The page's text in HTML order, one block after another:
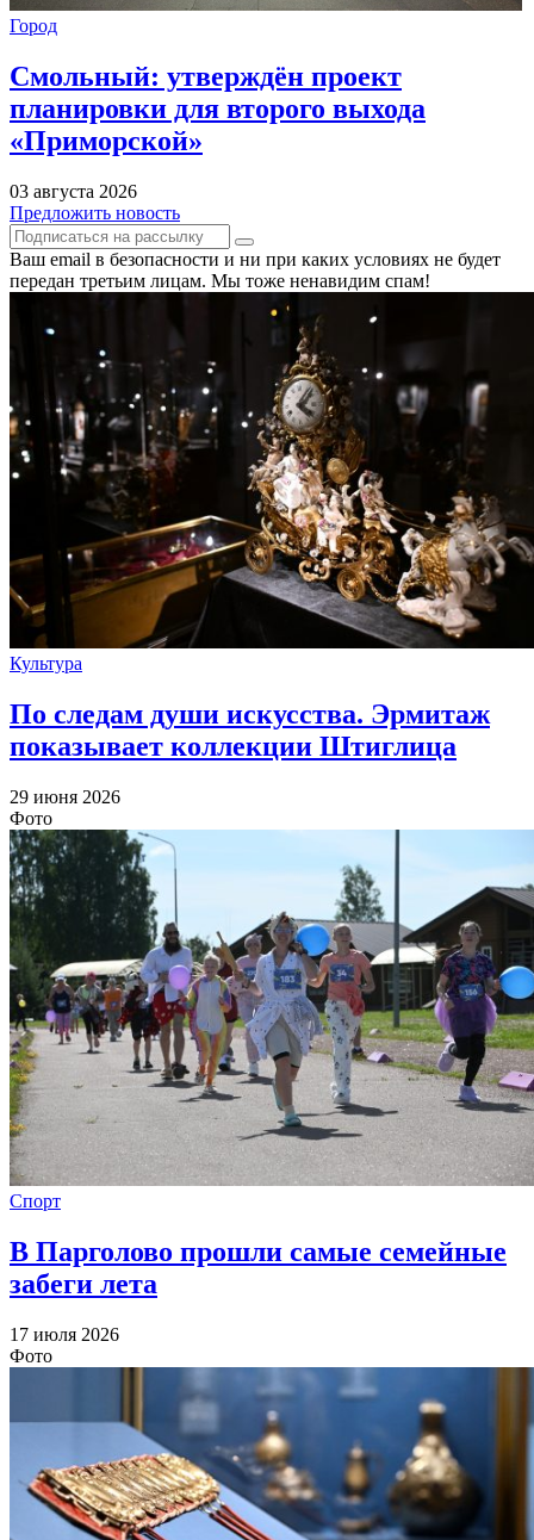
Город
Смольный: утверждён проект
планировки для второго выхода
«Приморской»
03 августа 2026
Предложить новость
Ваш email в безопасности и ни при каких условиях не будет
передан третьим лицам. Мы тоже ненавидим спам!
Культура
По следам души искусства. Эрмитаж
показывает коллекции Штиглица
29 июня 2026
Фото
Спорт
В Парголово прошли самые семейные
забеги лета
17 июля 2026
Фото